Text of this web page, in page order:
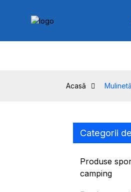
Acasă
Categorii
Produse
camping